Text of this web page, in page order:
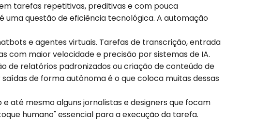
tarefas repetitivas, preditivas e com pouca
uma questão de eficiência tecnológica. A automação
e agentes virtuais. Tarefas de transcrição, entrada
com maior velocidade e precisão por sistemas de IA.
de relatórios padronizados ou criação de conteúdo de
de forma autônoma é o que coloca muitas dessas
até mesmo alguns jornalistas e designers que focam
humano" essencial para a execução da tarefa.